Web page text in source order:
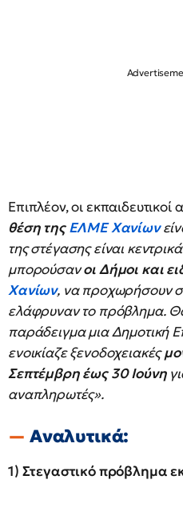
Επιπλέον, οι
θέση τηςΕΛΜΕ Χανίων
της στέγασης είναι
μπορούσανοι Δήμοι και
Χανίων, να προχωρήσουν
ελάφρυναν το πρόβλημα.
παράδειγμα μια Δημοτική
ενοικίαζε ξενοδοχειακές
Σεπτέμβρη έως 30 Ιούνη
αναπληρωτές».
Αναλυτικά:
1) Στεγαστικό πρόβλημα